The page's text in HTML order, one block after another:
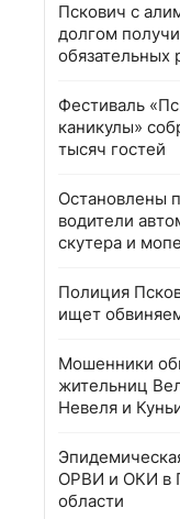
Пскович с
долгом
обязательных
Фестиваль
каникулы»
тысяч гостей
Остановлены
водители
скутера и
Полиция
ищет
Мошенники
жительниц
Невеля и
ОРВИ и ОКИ в
области